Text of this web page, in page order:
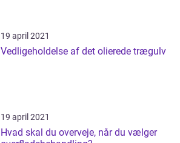
19 april 2021
Vedligeholdelse af det olierede trægulv
19 april 2021
Hvad skal du overveje, når du vælger